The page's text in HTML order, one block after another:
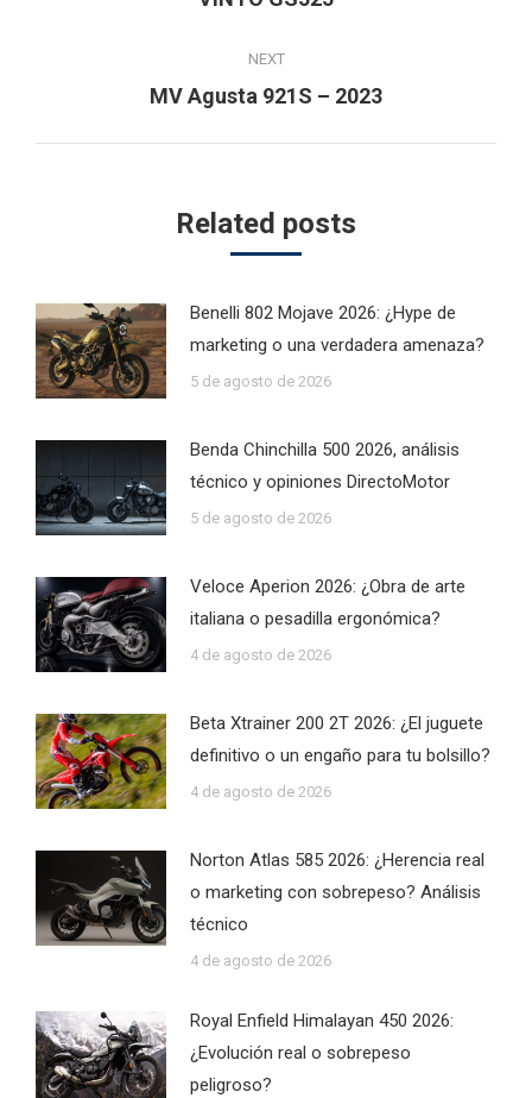
NEXT
Next
MV Agusta 921S – 2023
Related posts
Benelli 802 Mojave 2026: ¿Hype de
marketing o una verdadera amenaza?
5 de agosto de 2026
Benda Chinchilla 500 2026, análisis
técnico y opiniones DirectoMotor
5 de agosto de 2026
Veloce Aperion 2026: ¿Obra de arte
italiana o pesadilla ergonómica?
4 de agosto de 2026
Beta Xtrainer 200 2T 2026: ¿El juguete
definitivo o un engaño para tu bolsillo?
4 de agosto de 2026
Norton Atlas 585 2026: ¿Herencia real
o marketing con sobrepeso? Análisis
técnico
4 de agosto de 2026
Royal Enfield Himalayan 450 2026:
¿Evolución real o sobrepeso
peligroso?